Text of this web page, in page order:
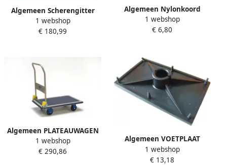
Algemeen Scherengitter
L3600xH1000mm
m.Standfuß rot weiß
1 webshop
€ 180,99
Algemeen Nylonkoord
zwart gevlochten 1
5mm(100m)
1 webshop
€ 6,80
Algemeen PLATEAUWAGEN
300KG 92X61 11368
1 webshop
€ 290,86
Algemeen VOETPLAAT
SNELSTEUN QS1107
1 webshop
€ 13,18